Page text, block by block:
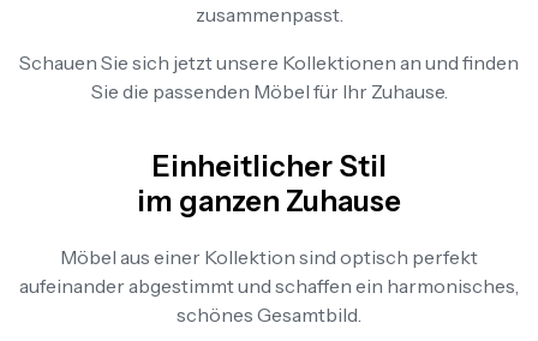
zusammenpasst.
Schauen Sie sich jetzt unsere Kollektionen an und finden
Sie die passenden Möbel für Ihr Zuhause.
Einheitlicher Stil
im ganzen Zuhause
Möbel aus einer Kollektion sind optisch perfekt
aufeinander abgestimmt und schaffen ein harmonisches,
schönes Gesamtbild.